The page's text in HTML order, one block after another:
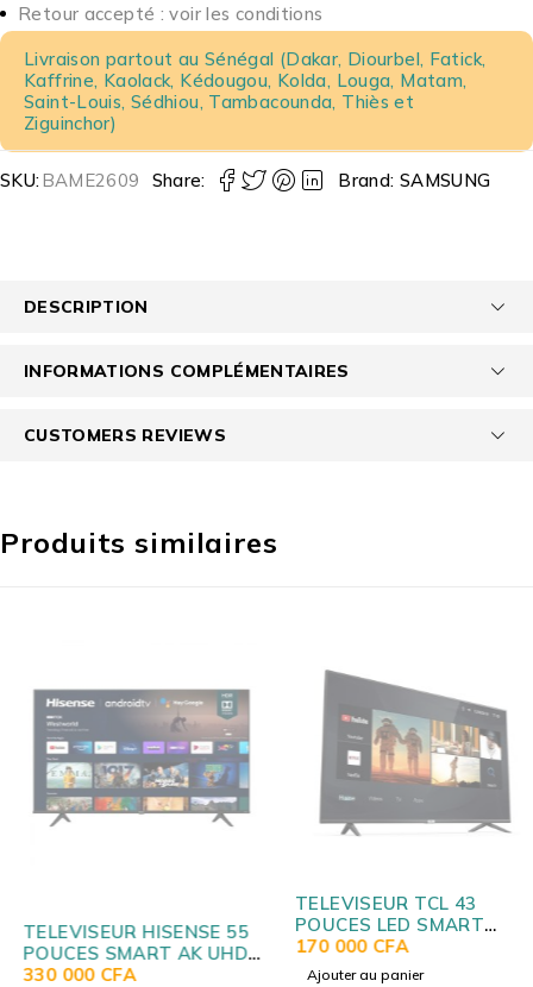
Retour accepté : voir les conditions
Livraison partout au Sénégal (Dakar, Diourbel, Fatick,
Kaffrine, Kaolack, Kédougou, Kolda, Louga, Matam,
Saint-Louis, Sédhiou, Tambacounda, Thiès et
Ziguinchor)
SKU:BAME2609 Share: Brand: SAMSUNG
DESCRIPTION
INFORMATIONS COMPLÉMENTAIRES
CUSTOMERS REVIEWS
Produits similaires
TELEVISEUR HISENSE 55
POUCES SMART AK UHD
SMART 55A6CG
330 000CFA
TELEVISEUR TCL 43
POUCES LED SMART
ANDROID P618
170 000CFA
Ajouter au panier